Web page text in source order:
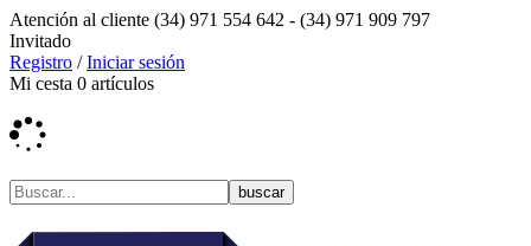
Atención al cliente (34) 971 554 642 - (34) 971 909 797
Invitado
Registro /Iniciar sesión
Mi cesta 0 artículos